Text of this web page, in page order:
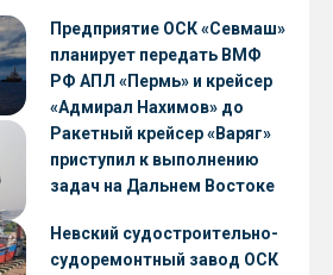
Предприятие ОСК «Севмаш»
планирует передать ВМФ
РФ АПЛ «Пермь» и крейсер
«Адмирал Нахимов» до
конца 2026 года
Ракетный крейсер «Варяг»
приступил к выполнению
задач на Дальнем Востоке
Невский судостроительно-
судоремонтный завод ОСК